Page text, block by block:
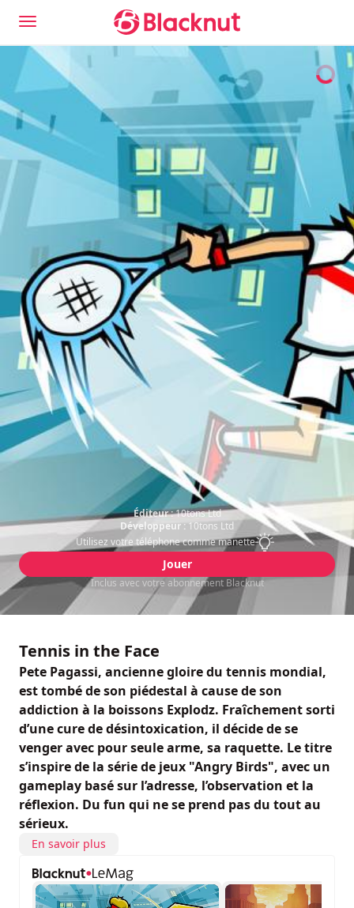
Éditeur :10tons Ltd
Développeur : 10tons Ltd
Utilisez votre téléphone comme manette
Jouer
Inclus avec votre abonnement Blacknut
Tennis in the Face
Pete Pagassi, ancienne gloire du tennis mondial,
est tombé de son piédestal à cause de son
addiction à la boissons Explodz. Fraîchement sorti
d’une cure de désintoxication, il décide de se
venger avec pour seule arme, sa raquette. Le titre
s’inspire de la série de jeux "Angry Birds", avec un
gameplay basé sur l’adresse, l’observation et la
réflexion. Du fun qui ne se prend pas du tout au
sérieux.
En savoir plus